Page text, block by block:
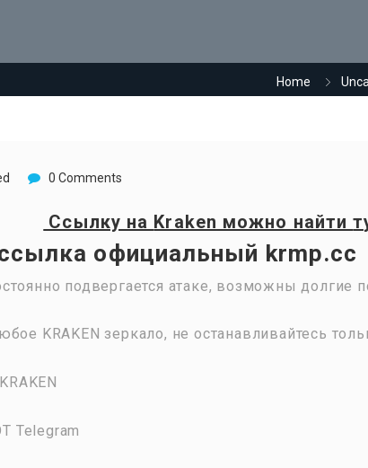
Home
0 Comments
Ссылку на Kraken можно найти
официальный krmp.cc
подвергается атаке, возможны долгие
KRAKEN зеркало, не останавливайтесь